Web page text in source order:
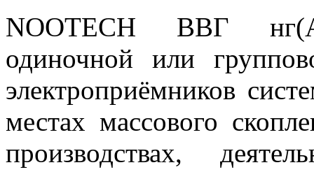
NOOTECH ВВГ
одиночной или
электроприёмников
местах массового
производствах,